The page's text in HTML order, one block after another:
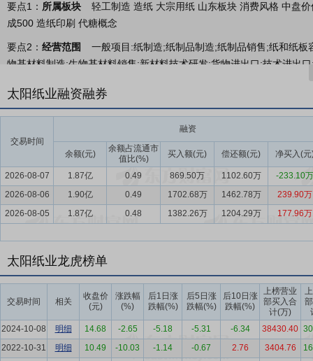
要点1： 所属板块
轻工制造 造纸 大宗用纸 山东板块 消费风格 中盘
成500 造纸印刷 代糖概念
要点2： 经营范围
一般项目:纸制造;纸制品制造;纸制品销售;纸和纸
物基材料制造;生物基材料销售;新材料技术研发;货物进出口;技术进出
学品);化工产品生产(不含许可类化工产品);化工产品销售(不含许可类
销售;针纺织品销售;文具用品批发;文具用品零售;互联网销售(除销售
学品);以自有资金从事投资活动。许可项目:食品添加剂生产;发电业
产业用纸、生物质新材料、快速消费品
在业务布局与产品矩
消费品”三大业务板块协同发展的产业格局，形成以文化用纸、包装
年浆纸产能超过1,400万吨。公司是中国造纸行业中纸产品、浆产品
要供应商；公司为客户提供多元化、差异化的产品，满足市场的不同
稳定的战略合作伙伴关系，实现与客户的共生共赢。
教育普及、科技创新及社会高效运转的基石，造纸业深度融入经济社
要点5：全产业链生态协同优势
自创业伊始，太阳纸业始终秉承“诚
领行业发展方向，围绕造纸制浆产业链进行多元化布局，坚定走“林
山东、广西、老挝“三大基地”高效协同、优势互补的全球化产业格局
形成了具备竞争优势的供应链韧性与成本护城河。依托“三大基地”的
势，有效平抑原材料价格波动与区域市场周期风险。
太阳纸业融资融券
交易时间
融资
余额(元)
余额占流通市
值比(%)
买入额(元) 偿还额(元) 净买入(元
2026-08-07 1.87亿 0.49 869.50万 1102.60万
-233.10万
2026-08-06
1.90亿 0.49 1702.68万 1462.78万
239.90万
2026-08-05
1.87亿 0.48 1382.26万 1204.29万 177.96万
太阳纸业龙虎榜单
交易时间 相关
收盘价
(元)
涨跌幅
(%)
后1日涨
跌幅(%)
后5日涨
跌幅(%)
后10日涨
跌幅(%)
上榜营业
部买入合
计(万)
2024-10-08
明细 14.68 -2.65 -5.18 -5.31 -6.34 38430.40
2022-10-31
明细 10.49 -10.03 -1.14 -0.67 2.76 3404.76